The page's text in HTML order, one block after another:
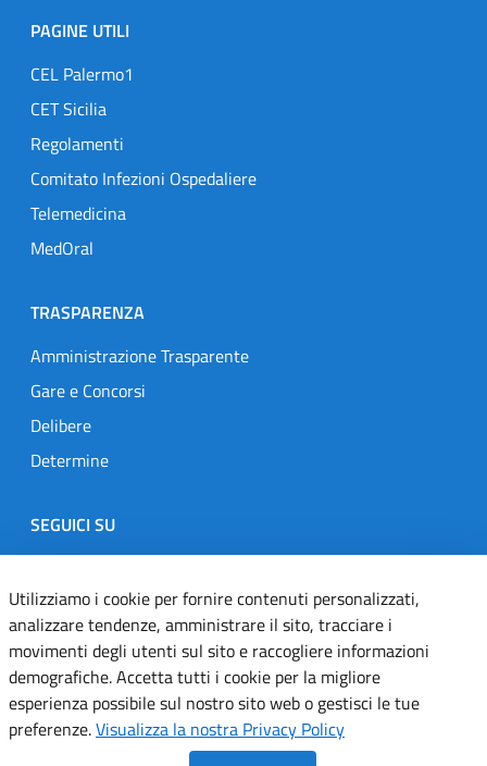
PAGINE UTILI
CEL Palermo1
CET Sicilia
Regolamenti
Comitato Infezioni Ospedaliere
Telemedicina
MedOral
TRASPARENZA
Amministrazione Trasparente
Gare e Concorsi
Delibere
Determine
SEGUICI SU
Designers Italia
TwitterInstagramYoutubeLinkedin
Dichiarazione di accessibilità
Informativa cookie
Utilizziamo i cookie per fornire contenuti personalizzati,
analizzare tendenze, amministrare il sito, tracciare i
movimenti degli utenti sul sito e raccogliere informazioni
demografiche. Accetta tutti i cookie per la migliore
esperienza possibile sul nostro sito web o gestisci le tue
preferenze.Visualizza la nostra Privacy Policy